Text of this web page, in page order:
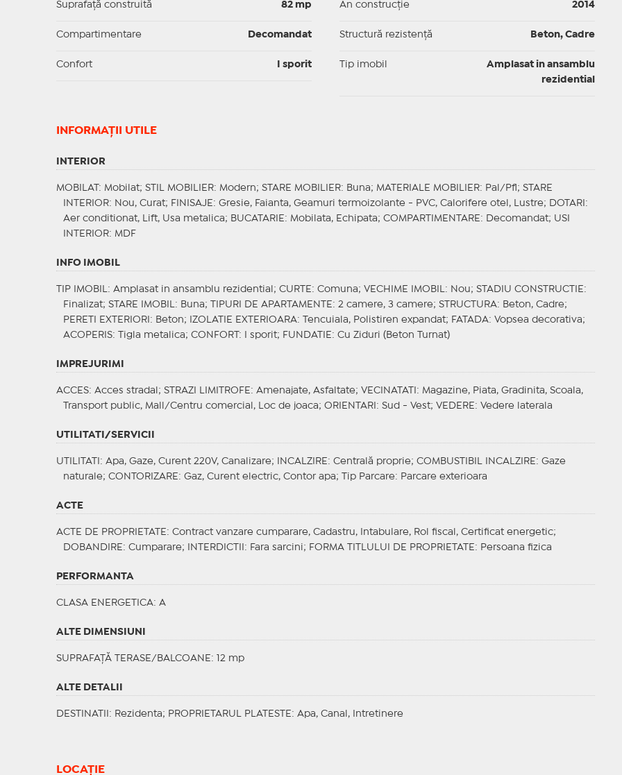
Suprafaţă construită 82 mp
Compartimentare Decomandat
Confort I sporit
An construcție 2014
Structură rezistență Beton, Cadre
Tip imobil
Amplasat in ansamblu
rezidential
INFORMAŢII UTILE
INTERIOR
MOBILAT : Mobilat; STIL MOBILIER: Modern; STARE MOBILIER: Buna; MATERIALE MOBILIER: Pal/Pfl; STARE
INTERIOR: Nou, Curat; FINISAJE : Gresie, Faianta, Geamuri termoizolante - PVC, Calorifere otel, Lustre; DOTARI :
Aer conditionat, Lift, Usa metalica; BUCATARIE : Mobilata, Echipata; COMPARTIMENTARE : Decomandat; USI
INTERIOR: MDF
INFO IMOBIL
TIP IMOBIL : Amplasat in ansamblu rezidential; CURTE : Comuna; VECHIME IMOBIL : Nou; STADIU CONSTRUCTIE :
Finalizat; STARE IMOBIL : Buna; TIPURI DE APARTAMENTE : 2 camere, 3 camere; STRUCTURA: Beton, Cadre;
PERETI EXTERIORI : Beton; IZOLATIE EXTERIOARA: Tencuiala, Polistiren expandat; FATADA: Vopsea decorativa;
ACOPERIS: Tigla metalica; CONFORT : I sporit; FUNDATIE : Cu Ziduri (Beton Turnat)
IMPREJURIMI
ACCES: Acces stradal; STRAZI LIMITROFE : Amenajate, Asfaltate; VECINATATI
: Magazine, Piata, Gradinita, Scoala,
Transport public, Mall/Centru comercial, Loc de joaca; ORIENTARI : Sud - Vest; VEDERE : Vedere laterala
UTILITATI/SERVICII
UTILITATI : Apa, Gaze, Curent 220V, Canalizare; INCALZIRE : Centrală proprie; COMBUSTIBIL INCALZIRE : Gaze
naturale; CONTORIZARE : Gaz, Curent electric, Contor apa; Tip Parcare: Parcare exterioara
ACTE
ACTE DE PROPRIETATE : Contract vanzare cumparare, Cadastru, Intabulare, Rol fiscal, Certificat energetic;
DOBANDIRE : Cumparare; INTERDICTII : Fara sarcini; FORMA TITLULUI DE PROPRIETATE : Persoana fizica
PERFORMANTA
CLASA ENERGETICA: A
ALTE DIMENSIUNI
SUPRAFAȚĂ TERASE/BALCOANE: 12 mp
ALTE DETALII
DESTINATII : Rezidenta; PROPRIETARUL PLATESTE : Apa, Canal, Intretinere
LOCAȚIE